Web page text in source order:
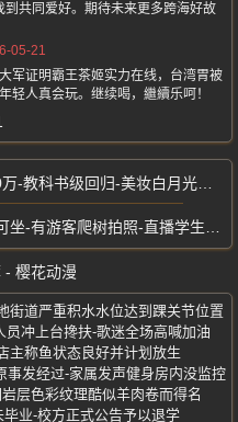
共同爱好。期待未来更多跨海好故
05-21
军证明霸王茶姬实力在线，台湾胃被
轻人真会玩。继续喝，繼續乐呵！
书级回归-美妆白月光三年逆袭
-有游客爬树拍照-直播学生上课
- 樱花动漫
街道严重积水水位达到踝关节位置
冲上台搀扶-歌迷全场高喊加油
主称鱼状态良好并计划放生
发经过-家属发声健身房内没监控
层色彩纹理酷似羊肉卷而得名
业-校方正式公告予以退学